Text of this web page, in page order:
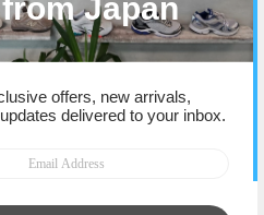
¥30,288